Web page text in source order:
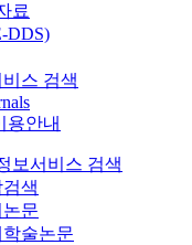
료
DDS)
스 검색
용안내
보서비스 검색
색
문
학술논문